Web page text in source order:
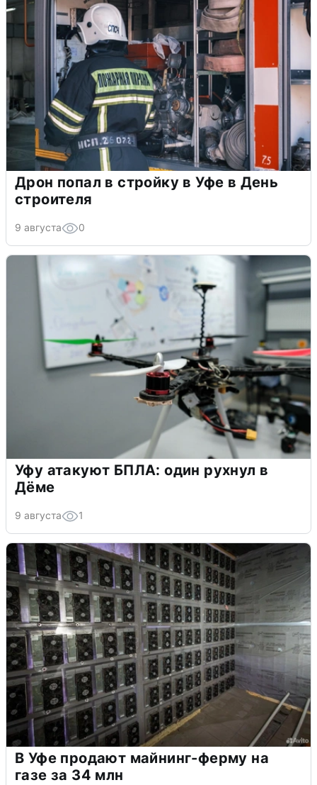
Дрон попал в стройку в Уфе в День
строителя
9 августа 0
Уфу атакуют БПЛА: один рухнул в
Дёме
9 августа 1
В Уфе продают майнинг-ферму на
газе за 34 млн